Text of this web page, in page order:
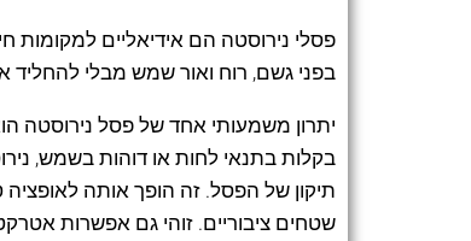
פסלי נירוסטה הם אידיאליים למקומות
בפני גשם, רוח ואור שמש מבלי
יתרון משמעותי אחד של פסל נירוסטה
בקלות בתנאי לחות או דוהות בשמש,
תיקון של הפסל. זה הופך אותה לאופציה
שטחים ציבוריים. זוהי גם אפשרות